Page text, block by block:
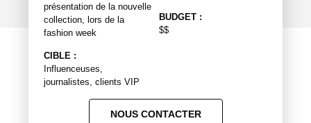
présentation de la nouvelle
collection, lors de la
fashion week
CIBLE :
Influenceuses,
journalistes, clients VIP
BUDGET :
$$
NOUS CONTACTER